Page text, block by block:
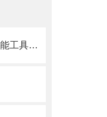
优化用电成本与能源管理的智能工具——尖峰平谷计量电表详解